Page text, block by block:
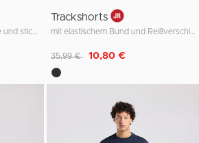
Trackshorts
Reduziert von
35,99 € auf
10,80 €